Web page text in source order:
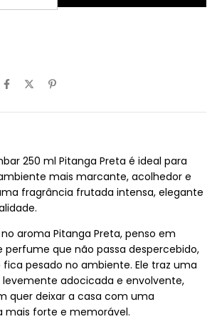
250 ml Pitanga Preta é ideal para
mais marcante, acolhedor e
fragrância frutada intensa, elegante
aroma Pitanga Preta, penso em
perfume que não passa despercebido,
pesado no ambiente. Ele traz uma
adocicada e envolvente,
quer deixar a casa com uma
mais forte e memorável.